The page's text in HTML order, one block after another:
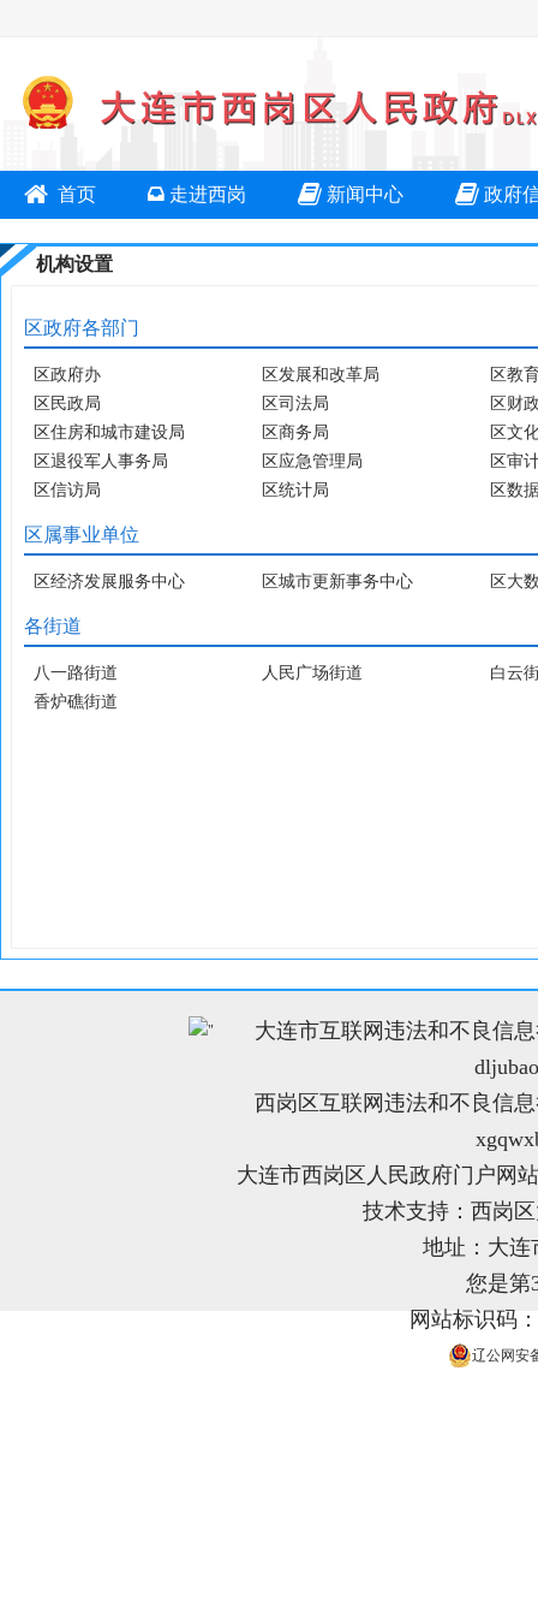
首页 走进西岗 新闻中心 政府
机构设置
区政府各部门
区政府办 区发展和改革局
区教
区民政局
区司法局
区财
区住房和城市建设局
区商务局
区文
区退役军人事务局
区应急管理局
区审
区信访局
区统计局 区数
区属事业单位
区经济发展服务中心 区城市更新事务中心 区大
各街道
八一路街道 人民广场街道
白云
香炉礁街道
"
大连市互联网违法和不良信
西岗区互联网违法和不良信
大连市西岗区人民政府门户网
技术支持：西岗
地址：大连
您是第
网站标识码
辽公网安